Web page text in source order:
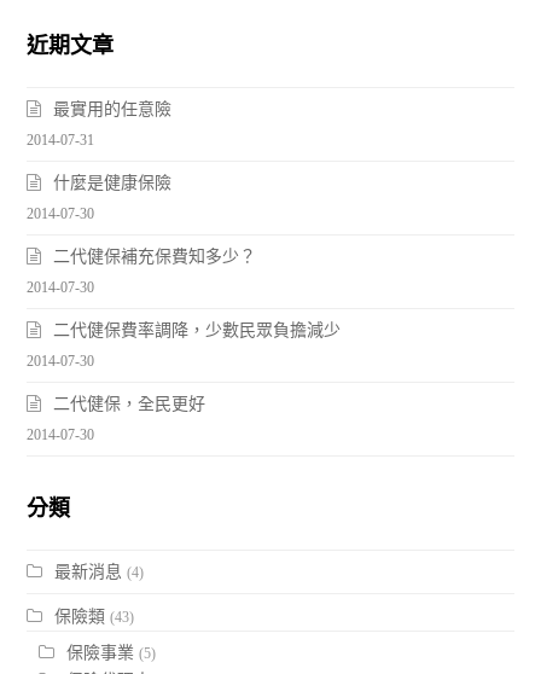
近期文章
最實用的任意險
2014-07-31
什麼是健康保險
2014-07-30
二代健保補充保費知多少？
2014-07-30
二代健保費率調降，少數民眾負擔減少
2014-07-30
二代健保，全民更好
2014-07-30
分類
最新消息 (4)
保險類 (43)
保險事業 (5)